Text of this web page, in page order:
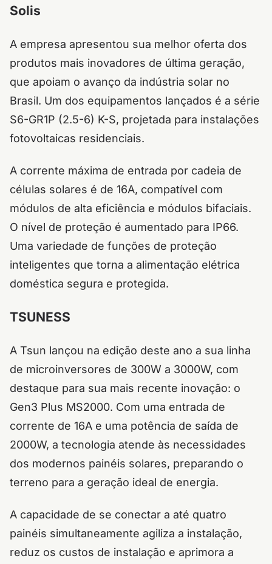
Solis
A empresa apresentou sua melhor oferta dos
produtos mais inovadores de última geração,
que apoiam o avanço da indústria solar no
Brasil. Um dos equipamentos lançados é a série
S6-GR1P (2.5-6) K-S, projetada para instalações
fotovoltaicas residenciais.
A corrente máxima de entrada por cadeia de
células solares é de 16A, compatível com
módulos de alta eficiência e módulos bifaciais.
O nível de proteção é aumentado para IP66.
Uma variedade de funções de proteção
inteligentes que torna a alimentação elétrica
doméstica segura e protegida.
TSUNESS
A Tsun lançou na edição deste ano a sua linha
de microinversores de 300W a 3000W, com
destaque para sua mais recente inovação: o
Gen3 Plus MS2000. Com uma entrada de
corrente de 16A e uma potência de saída de
2000W, a tecnologia atende às necessidades
dos modernos painéis solares, preparando o
terreno para a geração ideal de energia.
A capacidade de se conectar a até quatro
painéis simultaneamente agiliza a instalação,
reduz os custos de instalação e aprimora a